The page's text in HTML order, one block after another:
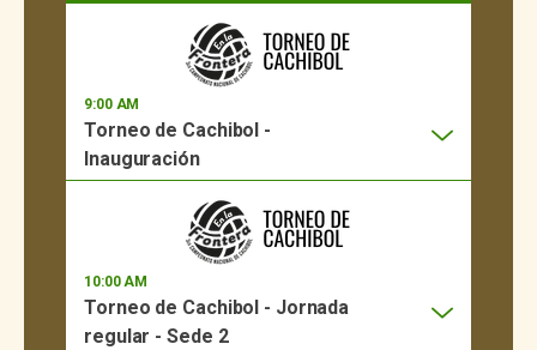
9:00 AM
Torneo de Cachibol -
Inauguración
10:00 AM
Torneo de Cachibol - Jornada
regular - Sede 2